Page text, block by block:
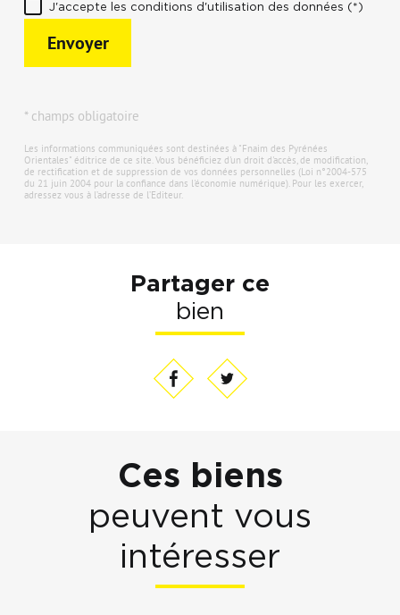
J'accepte les conditions d'utilisation des données (*)
Envoyer
* champs obligatoire
Les informations communiquées sont destinées à "Fnaim des Pyrénées
Orientales" éditrice de ce site. Vous bénéficiez d'un droit d'accès, de modification,
de rectification et de suppression de vos données personnelles (Loi n°2004-575
du 21 juin 2004 pour la confiance dans l'économie numérique). Pour les exercer,
adressez vous à l’adresse de l’Editeur.
Partager ce
bien
Ces biens
peuvent vous
intéresser